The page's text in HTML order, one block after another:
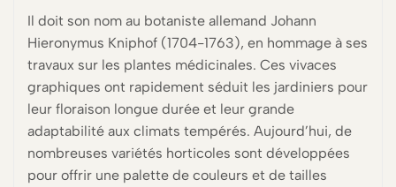
Il doit son nom au botaniste allemand Johann
Hieronymus Kniphof (1704-1763), en hommage à ses
travaux sur les plantes médicinales. Ces vivaces
graphiques ont rapidement séduit les jardiniers pour
leur floraison longue durée et leur grande
adaptabilité aux climats tempérés. Aujourd’hui, de
nombreuses variétés horticoles sont développées
pour offrir une palette de couleurs et de tailles